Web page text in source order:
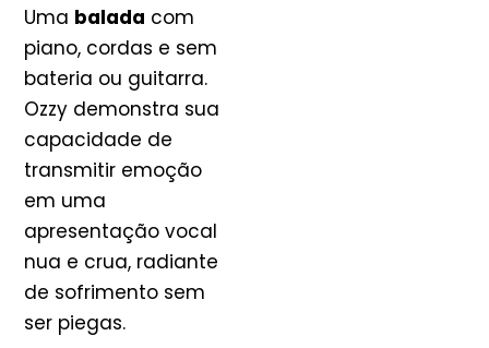
Uma balada com
piano, cordas e sem
bateria ou guitarra.
Ozzy demonstra sua
capacidade de
transmitir emoção
em uma
apresentação vocal
nua e crua, radiante
de sofrimento sem
ser piegas.